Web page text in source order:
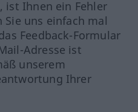
ist Ihnen ein Fehler
uns einfach mal
Feedback-Formular
Adresse ist
unserem
Ihrer